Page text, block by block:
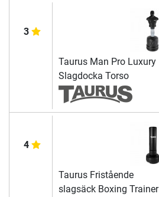
3
Taurus Man Pro Luxury
Slagdocka Torso
4
Taurus Fristående
slagsäck Boxing Trainer